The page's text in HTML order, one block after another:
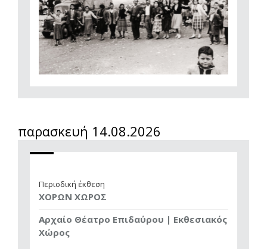
παρασκευή 14.08.2026
Περιοδική έκθεση
ΧΟΡΩΝ ΧΩΡΟΣ
Αρχαίο Θέατρο Επιδαύρου | Εκθεσιακός
Χώρος